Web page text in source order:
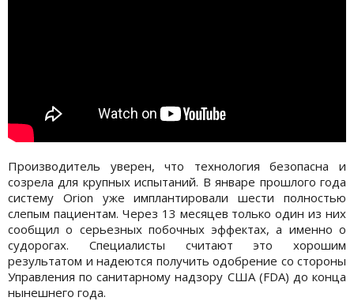
Производитель уверен, что технология безопасна и
созрела для крупных испытаний. В январе прошлого года
систему Orion уже имплантировали шести полностью
слепым пациентам. Через 13 месяцев только один из них
сообщил о серьезных побочных эффектах, а именно о
судорогах. Специалисты считают это хорошим
результатом и надеются получить одобрение со стороны
Управления по санитарному надзору США (FDA) до конца
нынешнего года.